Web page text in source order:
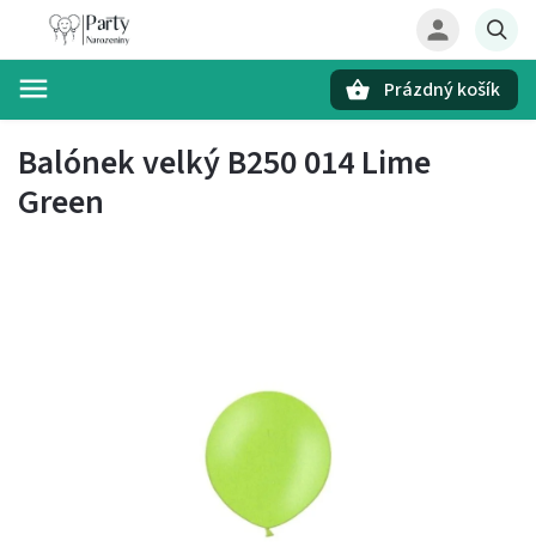
Prázdný košík
Balónek velký B250 014 Lime
Green